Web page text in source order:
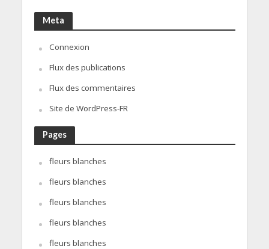
Meta
Connexion
Flux des publications
Flux des commentaires
Site de WordPress-FR
Pages
fleurs blanches
fleurs blanches
fleurs blanches
fleurs blanches
fleurs blanches